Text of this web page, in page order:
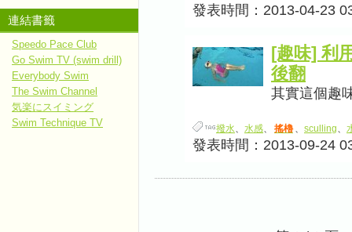
發表時間：2013-04-23
[趣味] 利
後翻
其實這個趣
撥水 水感 搖櫓 sculling
發表時間：2013-09-24
連結書籤
Speedo Pace Club
Go Swim TV (swim drill)
Everybody Swim
The Swim Channel
気楽にスイミング
Swim Technique TV